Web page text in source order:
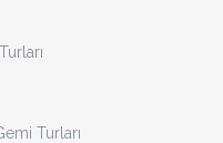
Turları